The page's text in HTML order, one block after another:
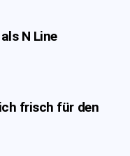
N Line
frisch für den